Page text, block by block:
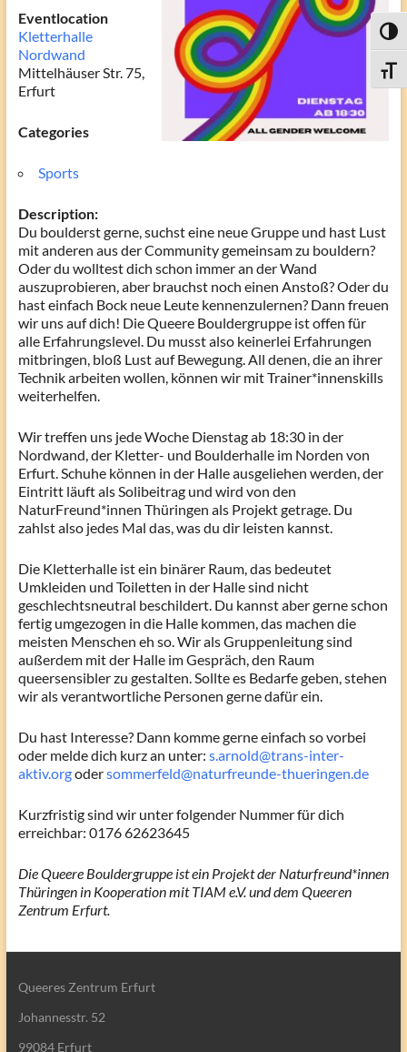
Eventlocation
Kletterhalle
Nordwand
Mittelhäuser Str. 75,
Erfurt
Categories
Sports
Description:
Du boulderst gerne, suchst eine neue Gruppe und hast Lust
mit anderen aus der Community gemeinsam zu bouldern?
Oder du wolltest dich schon immer an der Wand
auszuprobieren, aber brauchst noch einen Anstoß? Oder du
hast einfach Bock neue Leute kennenzulernen? Dann freuen
wir uns auf dich! Die Queere Bouldergruppe ist offen für
alle Erfahrungslevel. Du musst also keinerlei Erfahrungen
mitbringen, bloß Lust auf Bewegung. All denen, die an ihrer
Technik arbeiten wollen, können wir mit Trainer*innenskills
weiterhelfen.
Wir treffen uns jede Woche Dienstag ab 18:30 in der
Nordwand, der Kletter- und Boulderhalle im Norden von
Erfurt. Schuhe können in der Halle ausgeliehen werden, der
Eintritt läuft als Solibeitrag und wird von den
NaturFreund*innen Thüringen als Projekt getrage. Du
zahlst also jedes Mal das, was du dir leisten kannst.
Die Kletterhalle ist ein binärer Raum, das bedeutet
Umkleiden und Toiletten in der Halle sind nicht
geschlechtsneutral beschildert. Du kannst aber gerne schon
fertig umgezogen in die Halle kommen, das machen die
meisten Menschen eh so. Wir als Gruppenleitung sind
außerdem mit der Halle im Gespräch, den Raum
queersensibler zu gestalten. Sollte es Bedarfe geben, stehen
wir als verantwortliche Personen gerne dafür ein.
Du hast Interesse? Dann komme gerne einfach so vorbei
oder melde dich kurz an unter: s.arnold@trans-inter-
aktiv.orgodersommerfeld@naturfreunde-thueringen.de
Kurzfristig sind wir unter folgender Nummer für dich
erreichbar: 0176 62623645
Die Queere Bouldergruppe ist ein Projekt der Naturfreund*innen
Thüringen in Kooperation mit TIAM e.V. und dem Queeren
Zentrum Erfurt.
Queeres Zentrum Erfurt
Johannesstr. 52
99084 Erfurt